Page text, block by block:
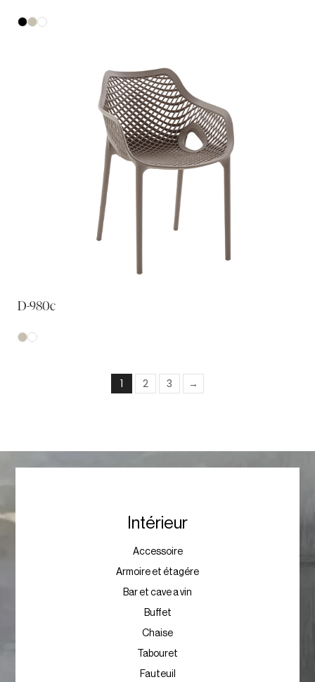
D-980c
1 2 3 →
Intérieur
Accessoire
Armoire et étagére
Bar et cave a vin
Buffet
Chaise
Tabouret
Fauteuil